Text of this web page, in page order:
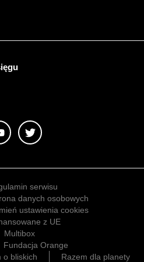
serwisu
danych osobowych
ustawienia cookies
z UE
Multibox
Fundacja Orange
o bliskich Razem dla planety